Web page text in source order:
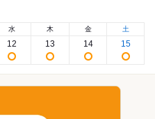
水
12
木
13
金
14
土
15